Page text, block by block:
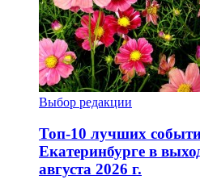
Выбор редакции
Топ-10 лучших
Екатеринбурге в
августа 2026 г.